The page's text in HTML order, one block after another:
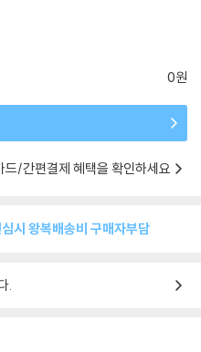
0원
드/간편결제 혜택을 확인하세요
시 왕복배송비 구매자부담
.